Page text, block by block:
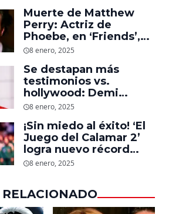
Muerte de Matthew
Perry: Actriz de
Phoebe, en ‘Friends’,
descubre un emotivo
dejó
8 enero, 2025
Se destapan más
testimonios vs.
hollywood: Demi
Moore, protagonista de
daño que le hizo la
industria a su cuerpo
8 enero, 2025
¡Sin miedo al éxito! ‘El
Juego del Calamar 2’
logra nuevo récord
mundial en tan solo 11
8 enero, 2025